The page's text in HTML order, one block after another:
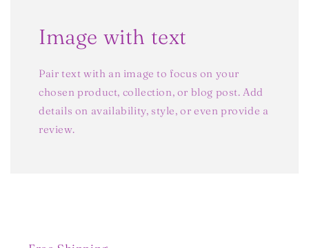
Image with text
Pair text with an image to focus on your
chosen product, collection, or blog post. Add
details on availability, style, or even provide a
review.